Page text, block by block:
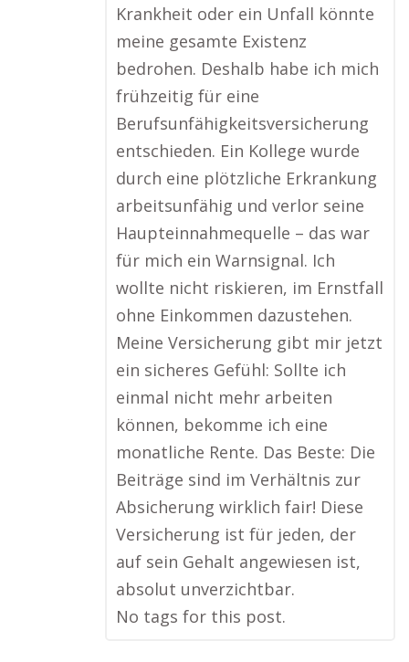
Krankheit oder ein Unfall könnte
meine gesamte Existenz
bedrohen. Deshalb habe ich mich
frühzeitig für eine
Berufsunfähigkeitsversicherung
entschieden. Ein Kollege wurde
durch eine plötzliche Erkrankung
arbeitsunfähig und verlor seine
Haupteinnahmequelle – das war
für mich ein Warnsignal. Ich
wollte nicht riskieren, im Ernstfall
ohne Einkommen dazustehen.
Meine Versicherung gibt mir jetzt
ein sicheres Gefühl: Sollte ich
einmal nicht mehr arbeiten
können, bekomme ich eine
monatliche Rente. Das Beste: Die
Beiträge sind im Verhältnis zur
Absicherung wirklich fair! Diese
Versicherung ist für jeden, der
auf sein Gehalt angewiesen ist,
absolut unverzichtbar.
No tags for this post.